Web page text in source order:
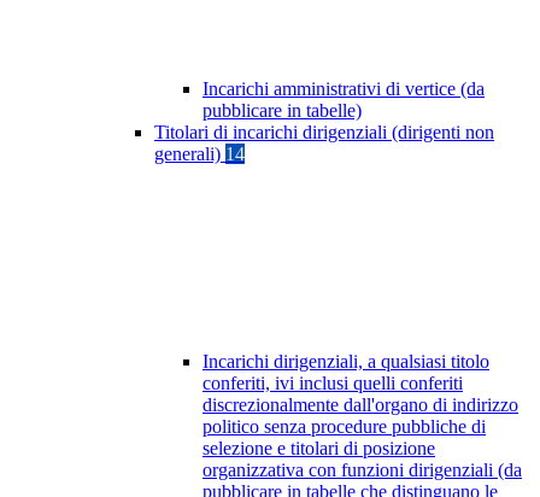
Incarichi amministrativi di vertice (da
pubblicare in tabelle)
Titolari di incarichi dirigenziali (dirigenti non
generali) 14
Incarichi dirigenziali, a qualsiasi titolo
conferiti, ivi inclusi quelli conferiti
discrezionalmente dall'organo di indirizzo
politico senza procedure pubbliche di
selezione e titolari di posizione
organizzativa con funzioni dirigenziali (da
pubblicare in tabelle che distinguano le